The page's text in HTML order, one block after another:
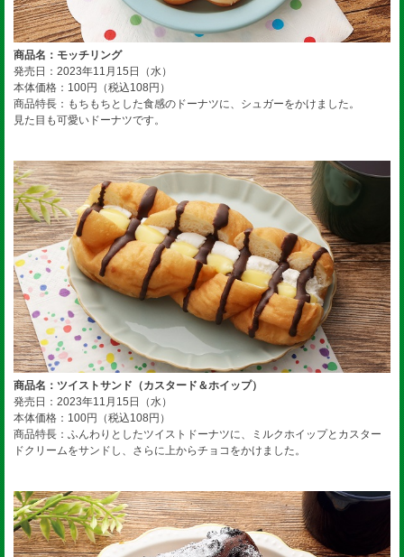
商品名：モッチリング
発売日：2023年11月15日（水）
本体価格：100円（税込108円）
商品特長：もちもちとした食感のドーナツに、シュガーをかけました。
見た目も可愛いドーナツです。
商品名：ツイストサンド（カスタード＆ホイップ）
発売日：2023年11月15日（水）
本体価格：100円（税込108円）
商品特長：ふんわりとしたツイストドーナツに、ミルクホイップとカスター
ドクリームをサンドし、さらに上からチョコをかけました。